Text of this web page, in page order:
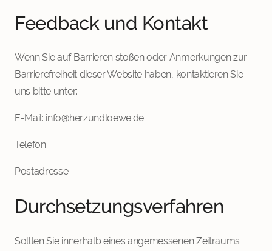
Feedback und Kontakt
Wenn Sie auf Barrieren stoßen oder Anmerkungen zur
Barrierefreiheit dieser Website haben, kontaktieren Sie
uns bitte unter:
E-Mail: info@herzundloewe.de
Telefon:
Postadresse:
Durchsetzungsverfahren
Sollten Sie innerhalb eines angemessenen Zeitraums